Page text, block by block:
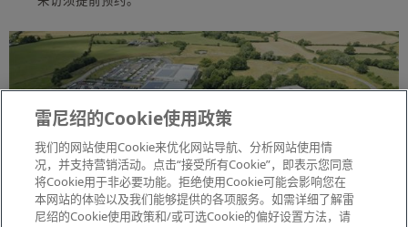
雷尼绍的Cookie使用政策
我们的网站使用Cookie来优化网站导航、分析网站使用情
况，并支持营销活动。点击“接受所有Cookie”，即表示您同意
将Cookie用于非必要功能。拒绝使用Cookie可能会影响您在
本网站的体验以及我们能够提供的各项服务。如需详细了解雷
尼绍的Cookie使用政策和/或可选Cookie的偏好设置方法，请